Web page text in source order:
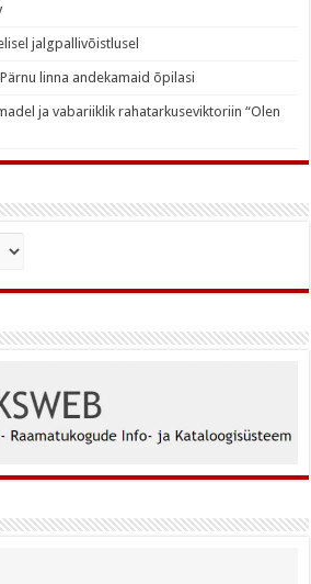
jalgpallivõistlusel
linna andekamaid õpilasi
ja vabariiklik rahatarkuseviktoriin “Olen